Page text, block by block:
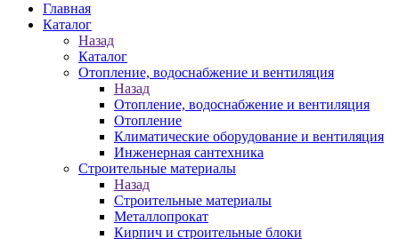
Главная
Каталог
Назад
Каталог
Отопление, водоснабжение и вентиляция
Назад
Отопление, водоснабжение и вентиляция
Отопление
Климатические оборудование и вентиляция
Инженерная сантехника
Строительные материалы
Назад
Строительные материалы
Металлопрокат
Кирпич и строительные блоки